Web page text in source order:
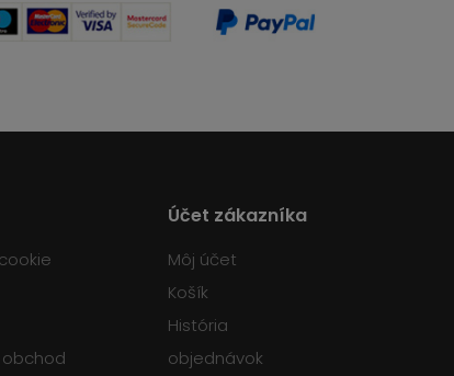
Účet zákazníka
Môj účet
Košík
História
objednávok